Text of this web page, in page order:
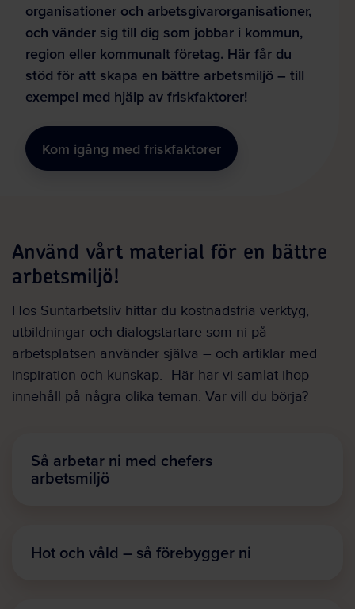
organisationer och arbetsgivarorganisationer,
och vänder sig till dig som jobbar i kommun,
region eller kommunalt företag. Här får du
stöd för att skapa en bättre arbetsmiljö – till
exempel med hjälp av friskfaktorer!
Kom igång med friskfaktorer
Använd vårt material för en bättre
arbetsmiljö!
Hos Suntarbetsliv hittar du kostnadsfria verktyg,
utbildningar och dialogstartare som ni på
arbetsplatsen använder själva – och artiklar med
inspiration och kunskap. Här har vi samlat ihop
innehåll på några olika teman. Var vill du börja?
Så arbetar ni med chefers
arbetsmiljö
Hot och våld – så förebygger ni